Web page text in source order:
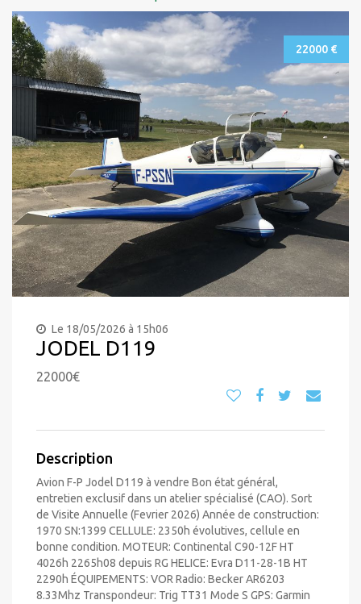
22000 €
Le 18/05/2026 à 15h06
JODEL D119
22000€
Description
Avion F-P Jodel D119 à vendre Bon état général,
entretien exclusif dans un atelier spécialisé (CAO). Sort
de Visite Annuelle (Fevrier 2026) Année de construction:
1970 SN:1399 CELLULE: 2350h évolutives, cellule en
bonne condition. MOTEUR: Continental C90-12F HT
4026h 2265h08 depuis RG HELICE: Evra D11-28-1B HT
2290h ÉQUIPEMENTS: VOR Radio: Becker AR6203
8.33Mhz Transpondeur: Trig TT31 Mode S GPS: Garmin